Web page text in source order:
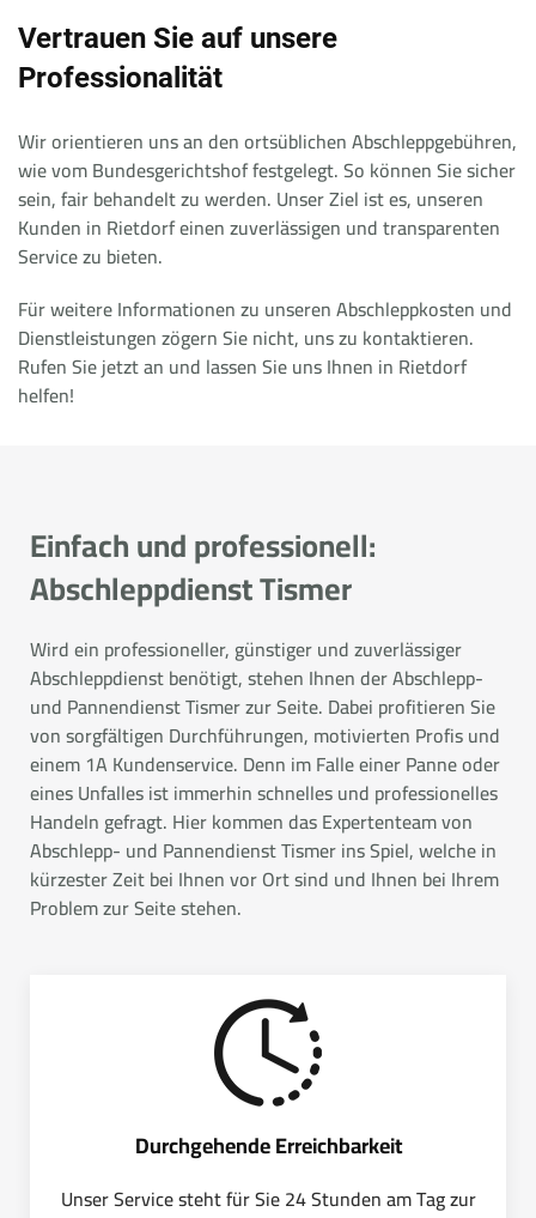
Vertrauen Sie auf unsere
Professionalität
Wir orientieren uns an den ortsüblichen Abschleppgebühren,
wie vom Bundesgerichtshof festgelegt. So können Sie sicher
sein, fair behandelt zu werden. Unser Ziel ist es, unseren
Kunden in Rietdorf einen zuverlässigen und transparenten
Service zu bieten.
Für weitere Informationen zu unseren Abschleppkosten und
Dienstleistungen zögern Sie nicht, uns zu kontaktieren.
Rufen Sie jetzt an und lassen Sie uns Ihnen in Rietdorf
helfen!
Einfach und professionell:
Abschleppdienst Tismer
Wird ein professioneller, günstiger und zuverlässiger
Abschleppdienst benötigt, stehen Ihnen der Abschlepp-
und Pannendienst Tismer zur Seite. Dabei profitieren Sie
von sorgfältigen Durchführungen, motivierten Profis und
einem 1A Kundenservice. Denn im Falle einer Panne oder
eines Unfalles ist immerhin schnelles und professionelles
Handeln gefragt. Hier kommen das Expertenteam von
Abschlepp- und Pannendienst Tismer ins Spiel, welche in
kürzester Zeit bei Ihnen vor Ort sind und Ihnen bei Ihrem
Problem zur Seite stehen.
Durchgehende Erreichbarkeit
Unser Service steht für Sie 24 Stunden am Tag zur